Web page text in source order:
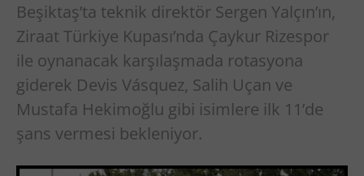
Beşiktaş’ta teknik direktör Sergen Yalçın’ın,
Ziraat Türkiye Kupası’nda Çaykur Rizespor
ile oynanacak karşılaşmada rotasyona
giderek Devis Vásquez, Salih Uçan ve
Mustafa Hekimoğlu gibi isimlere ilk 11’de
şans vermesi bekleniyor.